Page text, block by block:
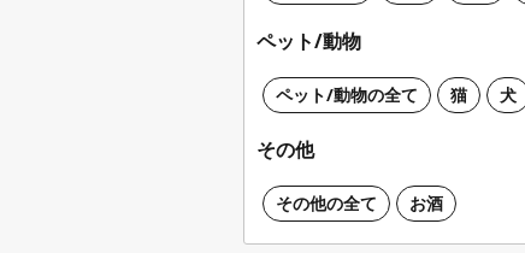
ペット/動物
ペット/動物の全て 猫 犬
その他
その他の全て お酒